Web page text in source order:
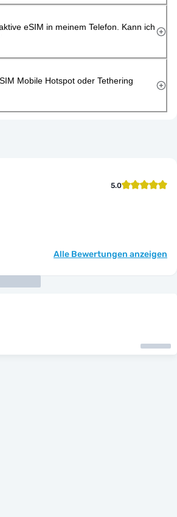
eSIM in meinem Telefon. Kann ich
Mobile Hotspot oder Tethering
5.0
Alle Bewertungen anzeigen